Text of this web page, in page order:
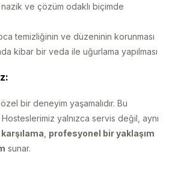
nazik ve çözüm odaklı biçimde
temizliğinin ve düzeninin korunması
kibar bir veda ile uğurlama yapılması
bir deneyim yaşamalıdır. Bu
yalnızca servis değil, aynı
, profesyonel bir yaklaşım
sunar.